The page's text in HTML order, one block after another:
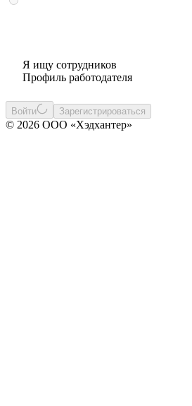
Я ищу сотрудников
Профиль работодателя
Войти Зарегистрироваться
© 2026 ООО «Хэдхантер»